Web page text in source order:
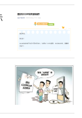
床，地质条件很好所
时1200余年。